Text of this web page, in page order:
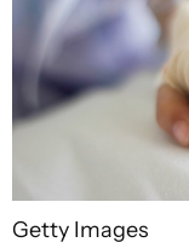
Getty Images